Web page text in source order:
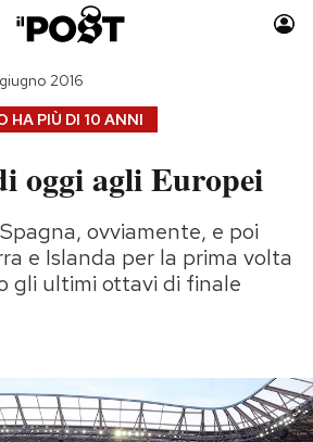
Auto
Moda
Consumismi
Storie/Idee
Altrecose
Mondiali calcio 2026
HA PIÙ DI 10 ANNI
2016
oggi agli Europei
ovviamente, e poi
e Islanda per la prima volta
gli ultimi ottavi di finale